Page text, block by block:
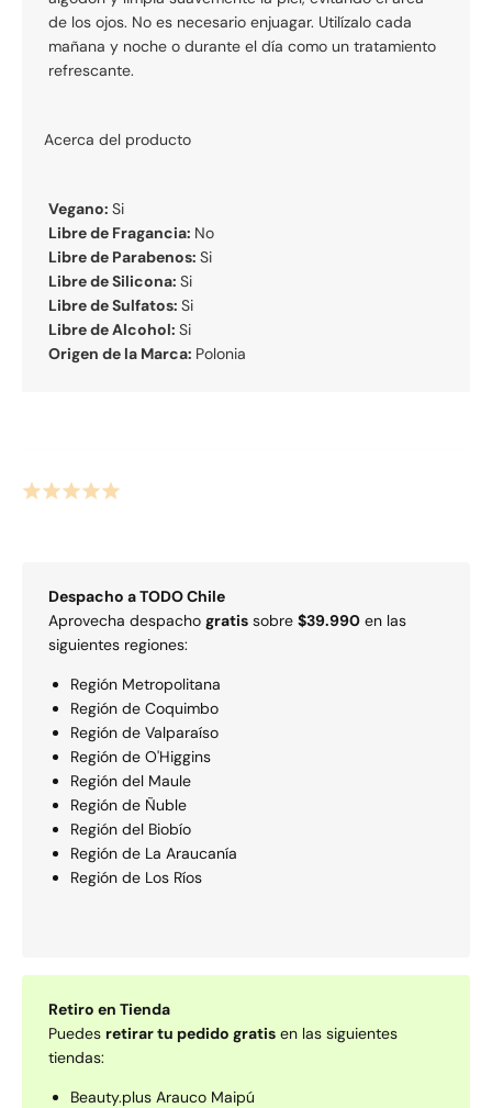
de los ojos. No es necesario enjuagar. Utilízalo cada
mañana y noche o durante el día como un tratamiento
refrescante.
Acerca del producto
Vegano: Si
Libre de Fragancia: No
Libre de Parabenos: Si
Libre de Silicona: Si
Libre de Sulfatos: Si
Libre de Alcohol: Si
Origen de la Marca: Polonia
Despacho aTODOChile
Aprovecha despacho gratis sobre $39.990 en las
siguientes regiones:
Región Metropolitana
Región de Coquimbo
Región de Valparaí­so
Región de O'Higgins
Región del Maule
Región de Ñuble
Región del Biobío
Región de La Araucaní­a
Región de Los Rí­os
Retiro en Tienda
Puedes retirar tu pedido gratis en las siguientes
tiendas:
Beauty.plus Arauco Maipú